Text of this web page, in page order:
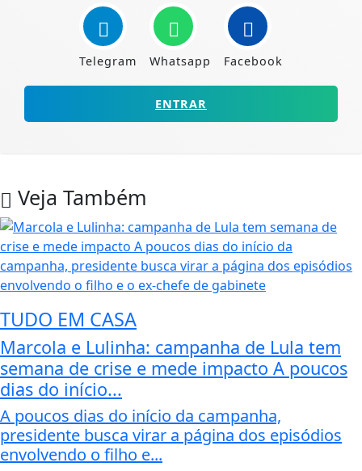
Telegram Whatsapp Facebook
ENTRAR
Veja Também
TUDO EM CASA
Marcola e Lulinha: campanha de Lula tem
semana de crise e mede impacto A poucos
dias do início...
A poucos dias do início da campanha,
presidente busca virar a página dos episódios
envolvendo o filho e...